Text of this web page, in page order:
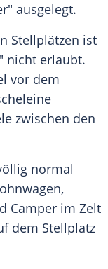
ausgelegt.
Stellplätzen ist
nicht erlaubt.
vor dem
zwischen den
normal
Camper im Zelt
dem Stellplatz